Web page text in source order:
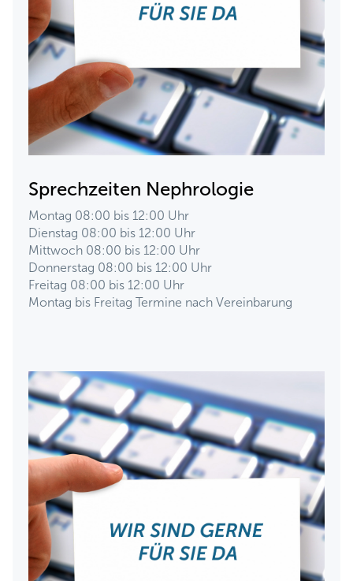
Sprechzeiten Nephrologie
Montag 08:00 bis 12:00 Uhr
Dienstag 08:00 bis 12:00 Uhr
Mittwoch 08:00 bis 12:00 Uhr
Donnerstag 08:00 bis 12:00 Uhr
Freitag 08:00 bis 12:00 Uhr
Montag bis Freitag Termine nach Vereinbarung